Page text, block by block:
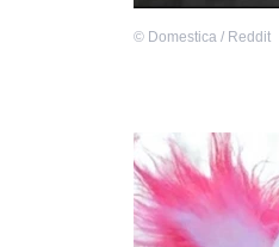
© Domestica / Reddit